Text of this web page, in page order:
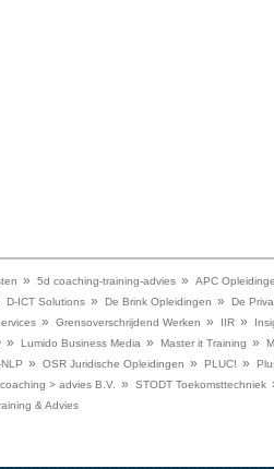
» 5d coaching-training-advies » APC
D-ICT Solutions » De Brink Opleidingen » De
» Grensoverschrijdend Werken » IIR »
» Lumido Business Media » Master it Training »
» OSR Juridische Opleidingen » PLUC! »
> advies B.V. » STODT Toekomsttechniek
& Advies